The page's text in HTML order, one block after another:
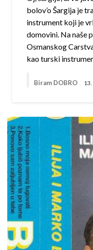
bolov’o Šargija je
instrument koji je
domovini. Na naše
Osmanskog
kao turski
Biram DOBRO